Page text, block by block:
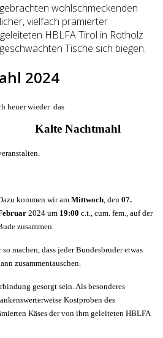
wohlschmeckenden
vielfach prämierter
HBLFA Tirol in Rotholz
Tische sich biegen.
2024
heuer wieder das
Kalte Nachtmahl
kommen wir am Mittwoch, den 07.
2024 um 19:00 c.t., cum. fem., auf der
zusammen.
machen, dass jeder Bundesbruder etwas
zusammentauschen.
gesorgt sein. Als besonderes
Kostproben des
Käses der von ihm geleiteten HBLFA